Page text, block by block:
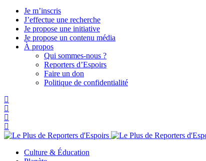
Je m’inscris
J’effectue une recherche
Je propose une initiative
Je propose un contenu média
À propos
Qui sommes-nous ?
Reporters d’Espoirs
Faire un don
Politique de confidentialité
Culture & Éducation